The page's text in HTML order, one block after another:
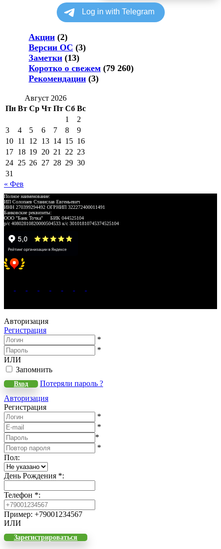
Акции (2)
Версии ОС (3)
Заметки (13)
Коротко о свежем (79 260)
Рекомендации (3)
Август 2026
Пн Вт Ср Чт Пт Сб Вс
1
2
3
4 5 6 7 8
9
10 11 12 13 14 15 16
17 18 19 20 21 22 23
24 25 26 27 28 29 30
31
« Фев
Полное наименование:
ИП Солопаев Станислав Евгеньевич
ИНН 270399294492 ОГРНИП 322272400011491
Банковские реквизиты:
ООО "Банк Точка" БИК 044525104
р/с 40802810820000504533 к/с 30101810745374525104
Авторизация
Регистрация
*
*
ИЛИ
Запомнить
Вход
Потеряли пароль ?
Авторизация
Регистрация
*
*
*
*
Пол:
День Рождения *:
Телефон *:
Пример: +79001234567
ИЛИ
Зарегистрироваться